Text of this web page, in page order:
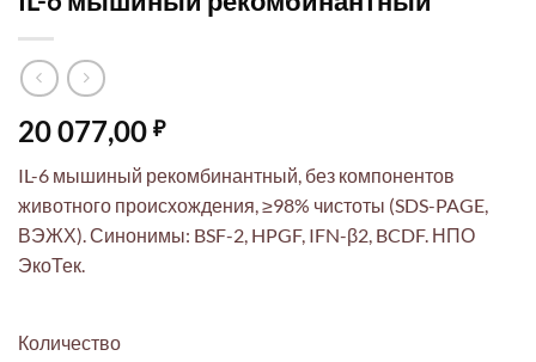
20 077,00 ₽
IL-6 мышиный рекомбинантный, без компонентов
животного происхождения, ≥98% чистоты (SDS-PAGE,
ВЭЖХ). Синонимы: BSF-2, HPGF, IFN-β2, BCDF. НПО
ЭкоТек.
Количество